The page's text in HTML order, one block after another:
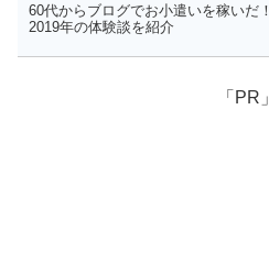
60代からブログでお小遣いを稼いだ！
2019年の体験談を紹介
「PR」